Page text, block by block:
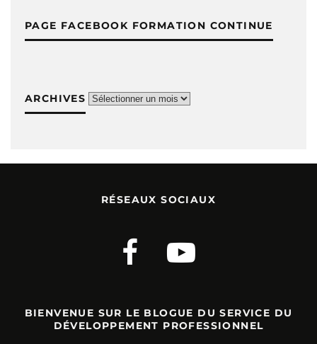
PAGE FACEBOOK FORMATION CONTINUE
ARCHIVES Archives
RÉSEAUX SOCIAUX
BIENVENUE SUR LE BLOGUE DU SERVICE DU
DÉVELOPPEMENT PROFESSIONNEL